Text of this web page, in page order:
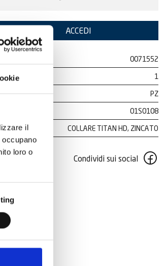
il
loro o
ACCEDI
0071552
1
PZ
01S0108
COLLARE TITAN HD, ZINCATO
Condividi sui social